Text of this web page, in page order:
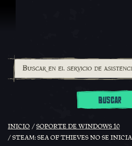
BUSCAR
INICIO
SOPORTE DE WINDOWS 10
STEAM: SEA OF THIEVES NO SE INICIA